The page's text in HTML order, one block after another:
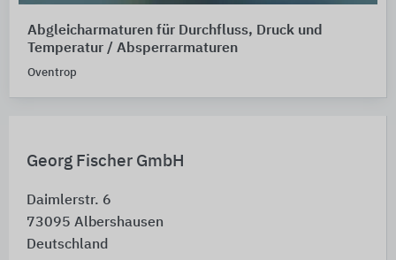
Georg Fischer GmbH
Daimlerstr. 6
73095 Albershausen
Deutschland
Abgleicharmaturen für Durchfluss, Druck und
Temperatur / Absperrarmaturen
Oventrop